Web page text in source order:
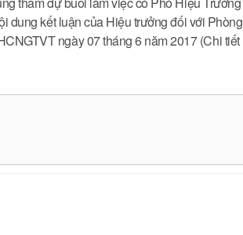
dung kết luận của Hiệu trưởng đối với Phòng
ngày 07 tháng 6 năm 2017 (Chi tiết